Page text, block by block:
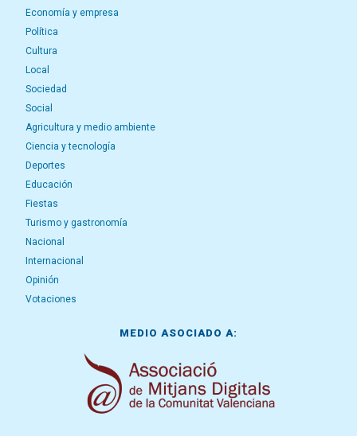
Economía y empresa
Política
Cultura
Local
Sociedad
Social
Agricultura y medio ambiente
Ciencia y tecnología
Deportes
Educación
Fiestas
Turismo y gastronomía
Nacional
Internacional
Opinión
Votaciones
MEDIO ASOCIADO A: